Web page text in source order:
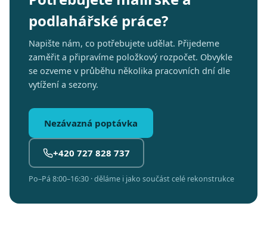
podlahářské práce?
Napište nám, co potřebujete udělat. Přijedeme
zaměřit a připravíme položkový rozpočet. Obvykle
se ozveme v průběhu několika pracovních dní dle
vytížení a sezony.
Nezávazná poptávka
+420 727 828 737
Po–Pá 8:00–16:30 · děláme i jako součást celé rekonstrukce